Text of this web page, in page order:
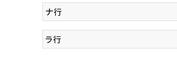
美容・コスメ・香水
衛生用品
ナ行
ラ行